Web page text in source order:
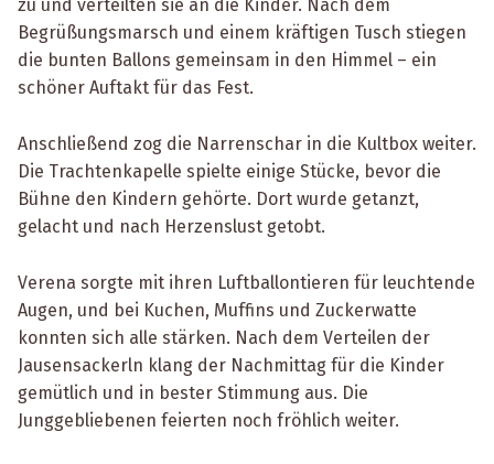
zu und verteilten sie an die Kinder. Nach dem
Begrüßungsmarsch und einem kräftigen Tusch stiegen
die bunten Ballons gemeinsam in den Himmel – ein
schöner Auftakt für das Fest.
Anschließend zog die Narrenschar in die Kultbox weiter.
Die Trachtenkapelle spielte einige Stücke, bevor die
Bühne den Kindern gehörte. Dort wurde getanzt,
gelacht und nach Herzenslust getobt.
Verena sorgte mit ihren Luftballontieren für leuchtende
Augen, und bei Kuchen, Muffins und Zuckerwatte
konnten sich alle stärken. Nach dem Verteilen der
Jausensackerln klang der Nachmittag für die Kinder
gemütlich und in bester Stimmung aus. Die
Junggebliebenen feierten noch fröhlich weiter.